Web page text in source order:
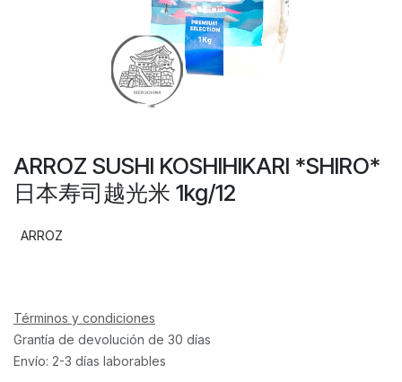
ARROZ SUSHI KOSHIHIKARI *SHIRO*
日本寿司越光米 1kg/12
ARROZ
Términos y condiciones
Grantía de devolución de 30 días
Envío: 2-3 días laborables